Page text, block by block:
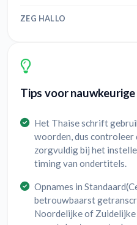
ZEG HALLO
Tips voor
Het Thaise schrift
woorden, dus
zorgvuldig bij het
timing van ondertitels.
Opnames in
betrouwbaarst
Noordelijke of